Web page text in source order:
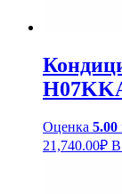
Оценка 5.00
21,740.00₽ В